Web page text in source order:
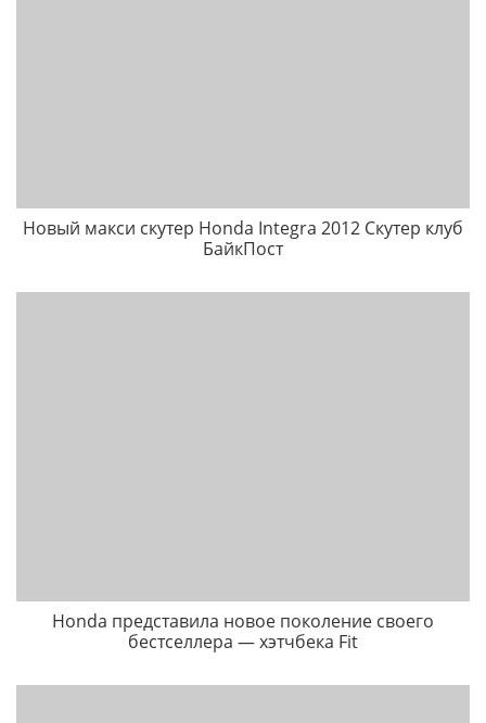
Новый макси скутер Honda Integra 2012 Скутер клуб
БайкПост
Honda представила новое поколение своего
бестселлера — хэтчбека Fit